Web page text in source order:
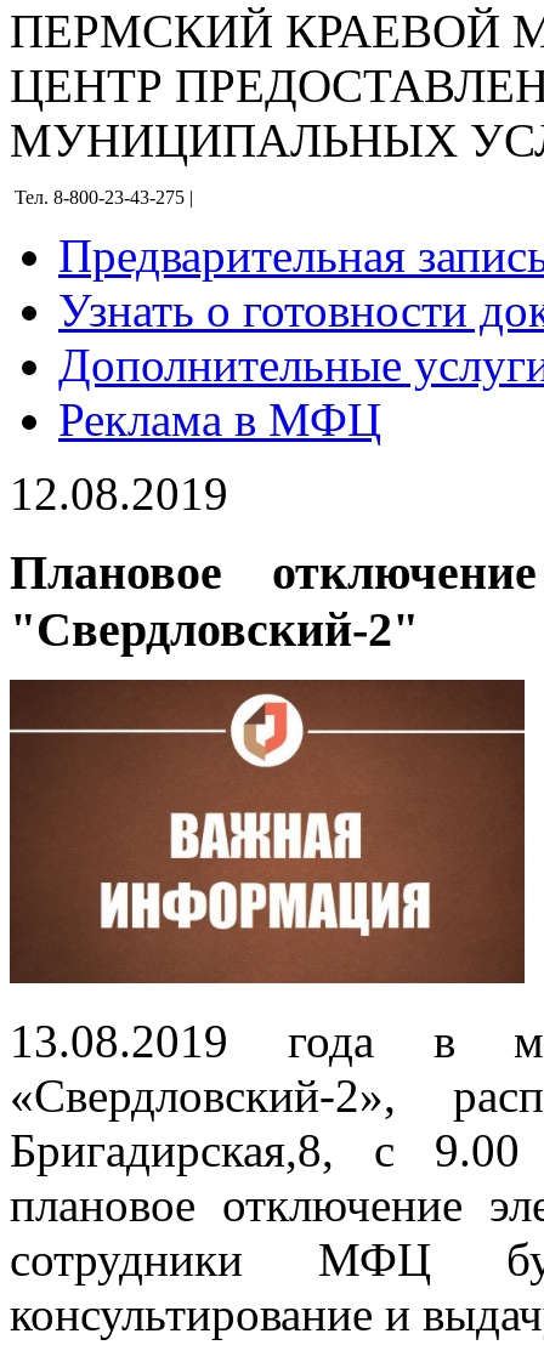
ПЕРМСКИЙ КРАЕВОЙ
ЦЕНТР
МУНИЦИПАЛЬНЫХ
Тел. 8-800-23-43-275 |
Предварительная
Узнать о готовности
Дополнительные
Реклама в МФЦ
12.08.2019
Плановое
"Свердловский-2"
13.08.2019 года в
«Свердловский-2»,
Бригадирская,8, с
плановое отключение
сотрудники МФЦ
консультирование и